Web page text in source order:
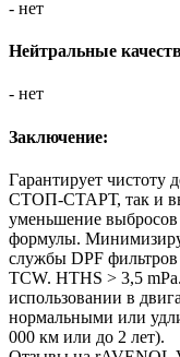
- нет
Нейтральные
- нет
Заключение:
Гарантирует чистоту
СТОП-СТАРТ, так и
уменьшение выбросов
формулы.
службы DPF фильтров
TCW. HTHS > 3,5
использовании в
нормальными или
000 км или до 2 лет).